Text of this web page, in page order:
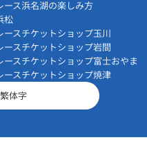
ース浜名湖の楽しみ方
松
ースチケットショップ玉川
ースチケットショップ岩間
ースチケットショップ富士おやま
ースチケットショップ焼津
体字